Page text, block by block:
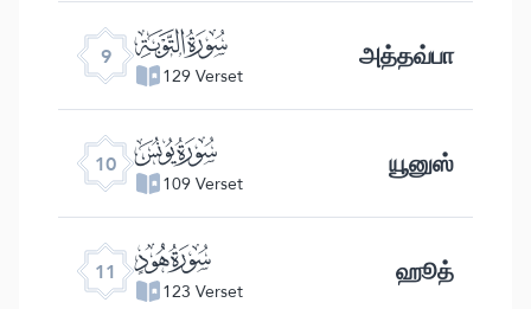
9 ﮕ
129 Verset அத்தவ்பா
10 ﮖ
109 Verset யூனுஸ்
11 ﮗ
123 Verset ஹூத்